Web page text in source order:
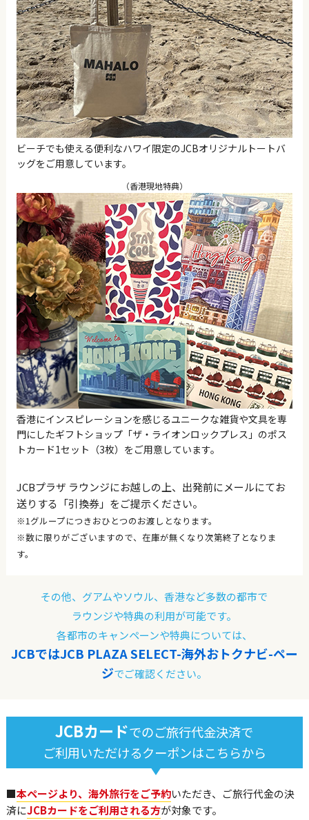
ビーチでも使える便利なハワイ限定のJCBオリジナルトートバ
ッグをご用意しています。
（香港現地特典）
香港にインスピレーションを感じるユニークな雑貨や文具を専
門にしたギフトショップ「ザ・ライオンロックプレス」のポス
トカード1セット（3枚）をご用意しています。
JCBプラザ ラウンジにお越しの上、出発前にメールにてお
送りする「引換券」をご提示ください。
※1グループにつきおひとつのお渡しとなります。
※数に限りがございますので、在庫が無くなり次第終了となりま
す。
その他、グアムやソウル、香港など多数の都市で
ラウンジや特典の利用が可能です。
各都市のキャンペーンや特典については、
JCBではJCB PLAZA SELECT-海外おトクナビ-ペー
ジでご確認ください。
JCBカードでのご旅行代金決済で
ご利用いただけるクーポンはこちらから
■本ページより、海外旅行をご予約いただき、ご旅行代金の決
済にJCBカードをご利用される方が対象です。